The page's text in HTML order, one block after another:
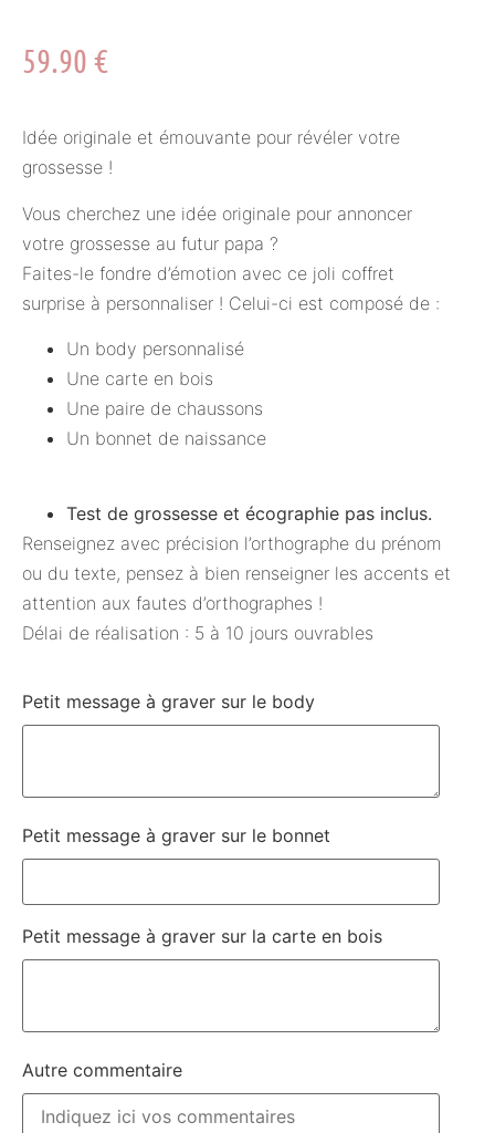
59.90 €
Idée originale et émouvante pour révéler votre
grossesse !
Vous cherchez une idée originale pour annoncer
votre grossesse au futur papa ?
Faites-le fondre d’émotion avec ce joli coffret
surprise à personnaliser ! Celui-ci est composé de :
Un body personnalisé
Une carte en bois
Une paire de chaussons
Un bonnet de naissance
Test de grossesse et écographie pas inclus.
Renseignez avec précision l’orthographe du prénom
ou du texte, pensez à bien renseigner les accents et
attention aux fautes d’orthographes !
Délai de réalisation : 5 à 10 jours ouvrables
Petit message à graver sur le body
Petit message à graver sur le bonnet
Petit message à graver sur la carte en bois
Autre commentaire